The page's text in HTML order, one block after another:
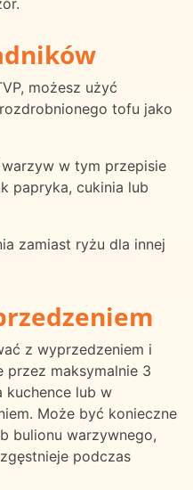
możesz użyć
tofu jako
w tym przepisie
papryka, cukinia lub
zamiast ryżu dla innej
z wyprzedzeniem i
maksymalnie 3
kuchence lub w
Może być konieczne
bulionu warzywnego,
podczas